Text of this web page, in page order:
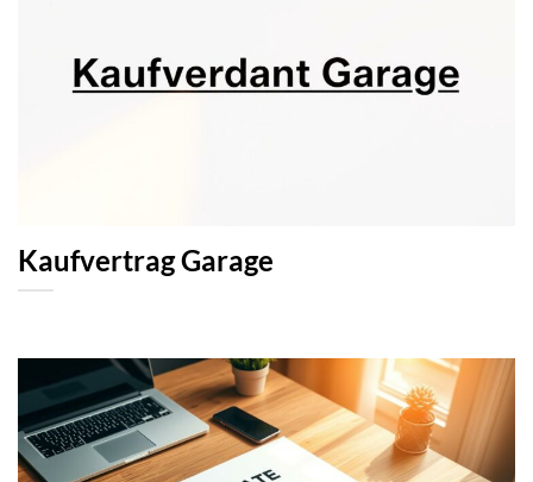
Kaufvertrag Garage